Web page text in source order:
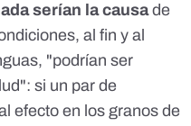
serían la causade
al fin y al
"podrían ser
si un par de
efecto en los granos de